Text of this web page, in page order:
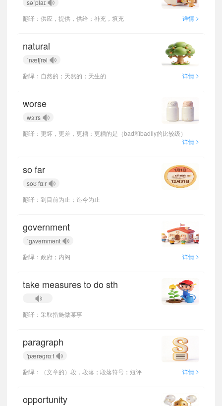
səˈplaɪ
翻译：供应，提供，供给；补充，填充
详情 >
natural
ˈnætʃrəl
翻译：自然的；天然的；天生的
详情 >
worse
wɜ:rs
翻译：更坏，更差，更糟；更糟的是（bad和badlly的比较级）
详情 >
so far
soʊ fɑːr
翻译：到目前为止；迄今为止
government
ˈgʌvərnmənt
翻译：政府；内阁
详情 >
take measures to do sth
翻译：采取措施做某事
paragraph
'pærəɡrɑːf
翻译：（文章的）段，段落；段落符号；短评
详情 >
opportunity